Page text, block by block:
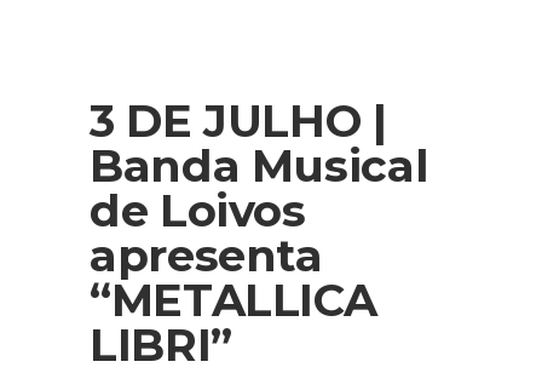
3 DE JULHO |
Banda Musical
de Loivos
apresenta
“METALLICA
LIBRI”